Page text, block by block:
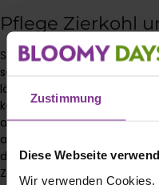
Zustimmung
Diese Webseite
Wir verwenden
Pflege Zierkohl
Schneiden Sie den Zierkohl
scharfen Messer schräg an.
länger der Stiel, desto
kann die Schnittblume die
aufnehmen. Schneiden Sie
an. Sollten sich die unteren
diese. So kommt von mal
Zierkohls zum Vorschein.